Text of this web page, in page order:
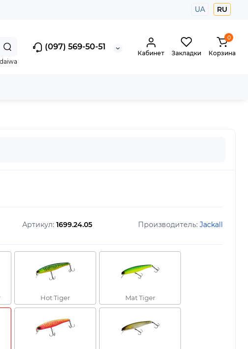
UA RU
(097) 569-50-51
Кабинет Закладки
0
Корзина
Артикул: 1699.24.05 Производитель: Jackall
Hot Tiger Mat Tiger